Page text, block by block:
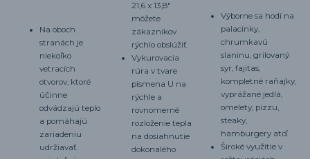
Na oboch
stranách je
niekoľko
vetracích
otvorov, ktoré
účinne
odvádzajú teplo
a pomáhajú
zariadeniu
udržiavať
21,6 x 13,8"
môžete
zákazníkov
rýchlo obslúžiť.
Vykurovacia
rúra v tvare
písmena U na
rýchle a
rovnomerné
rozloženie tepla
na dosiahnutie
dokonalého
Výborne sa hodí na
palacinky,
chrumkavú
slaninu, grilovaný
syr, fajitas,
kompletné raňajky,
vyprážané jedlá,
omelety, pizzu,
steaky,
hamburgery atď.
Široké využitie v